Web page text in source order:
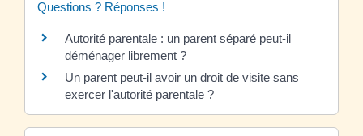
Questions ? Réponses !
Autorité parentale : un parent séparé peut-il
déménager librement ?
Un parent peut-il avoir un droit de visite sans
exercer l'autorité parentale ?